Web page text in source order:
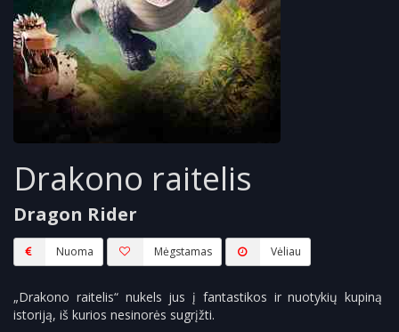
Drakono raitelis
Dragon Rider
Nuoma Mėgstamas Vėliau
„Drakono raitelis“ nukels jus į fantastikos ir nuotykių kupiną
istoriją, iš kurios nesinorės sugrįžti.